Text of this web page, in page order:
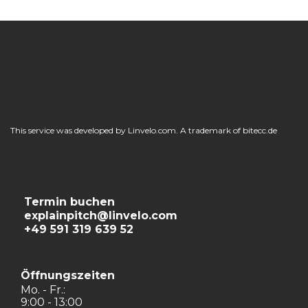
This service was developed by Linvelo.com. A trademark of bitecc.de
Termin buchen
explainpitch@linvelo.com
+49 591 319 639 52
Öffnungszeiten
Mo. - Fr.:
9:00 - 13:00